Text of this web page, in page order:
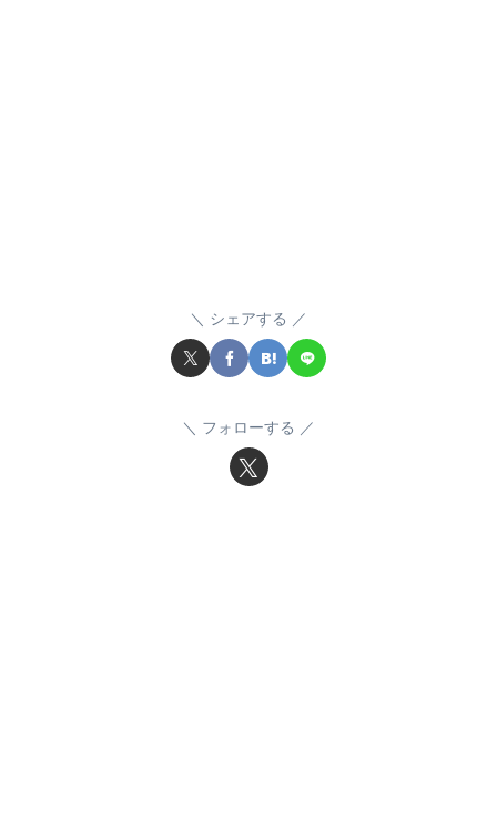
シェアする
フォローする